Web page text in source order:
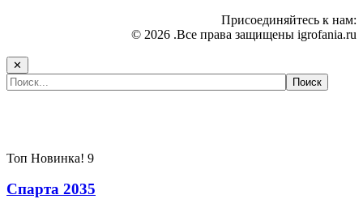
Присоединяйтесь к нам:
© 2026 .Все права защищены igrofania.ru
✕
Топ Новинка! 9
Спарта 2035